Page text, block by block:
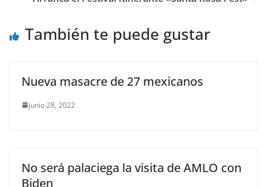
k
También te puede gustar
Nueva masacre de 27 mexicanos
junio 28, 2022
No será palaciega la visita de AMLO con
Biden